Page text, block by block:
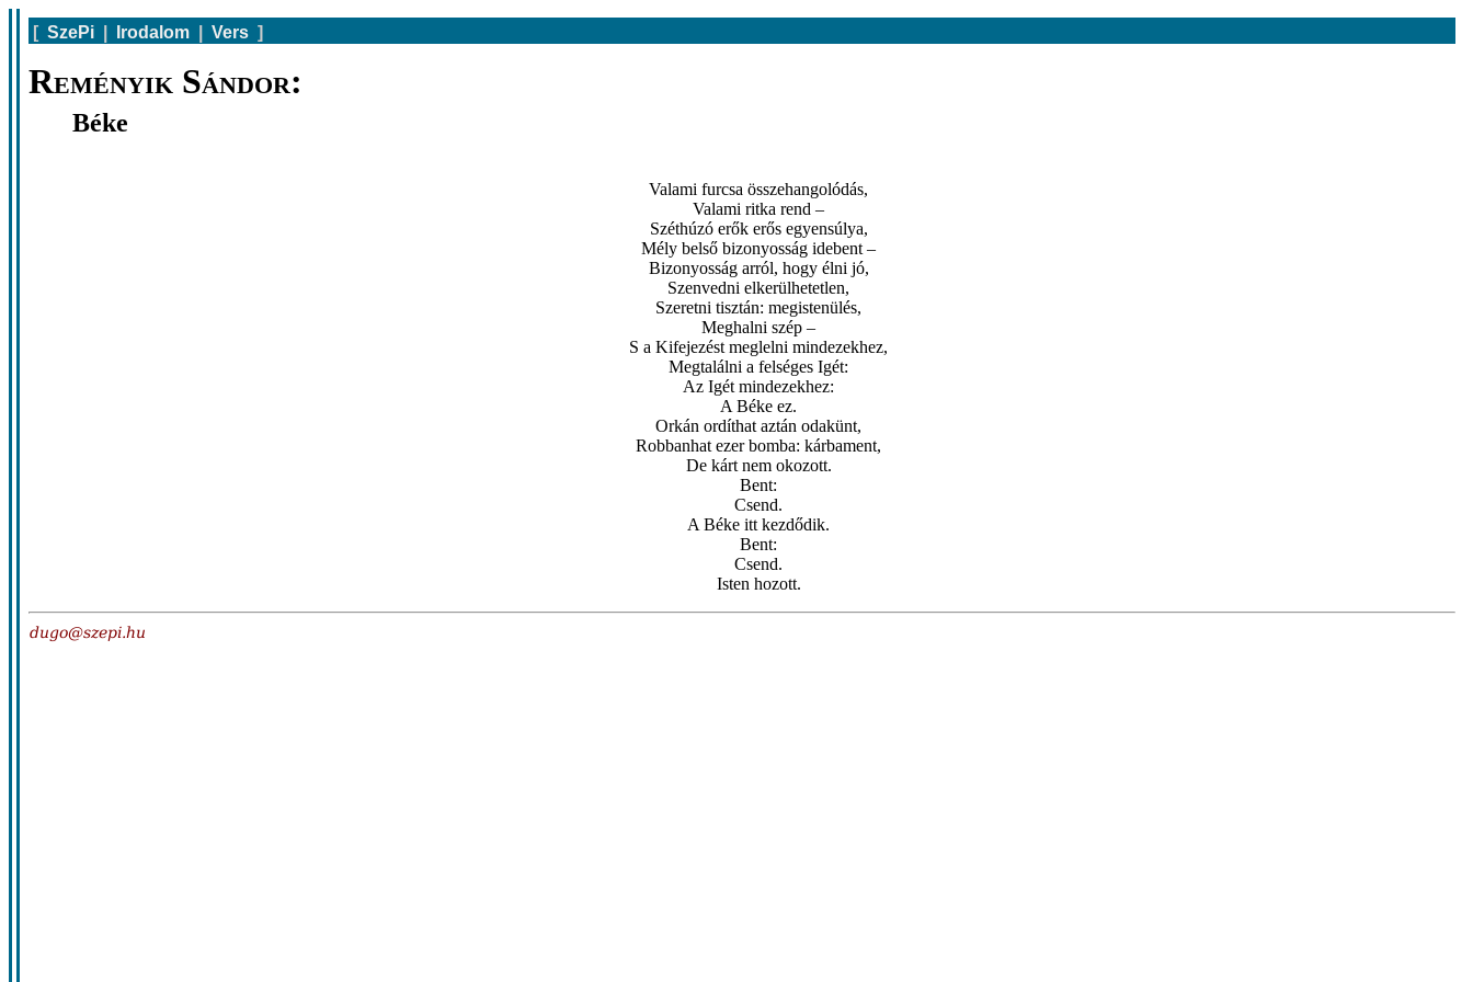
[ SzePi Irodalom Vers ]
Reményik Sándor:
Béke
Valami furcsa összehangolódás,
Valami ritka rend –
Széthúzó erők erős egyensúlya,
Mély belső bizonyosság idebent –
Bizonyosság arról, hogy élni jó,
Szenvedni elkerülhetetlen,
Szeretni tisztán: megistenülés,
Meghalni szép –
S a Kifejezést meglelni mindezekhez,
Megtalálni a felséges Igét:
Az Igét mindezekhez:
A Béke ez.
Orkán ordíthat aztán odakünt,
Robbanhat ezer bomba: kárbament,
De kárt nem okozott.
Bent:
Csend.
A Béke itt kezdődik.
Bent:
Csend.
Isten hozott.